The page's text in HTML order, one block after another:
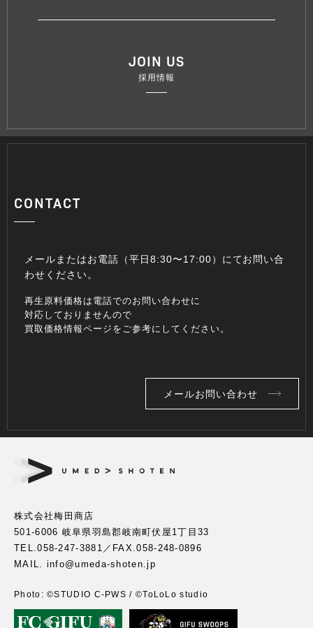
JOIN US
採用情報
CONTACT
メールまたはお電話（平日8:30〜17:00）にてお問い合
わせください。
再生原料価格は電話でのお問い合わせに
対応しておりませんので
買取価格情報ページをご参考にしてください。
メールお問い合わせ
株式会社梅田商店
501-6006 岐阜県羽島郡岐南町伏屋1丁目33
TEL.058-247-3881 ／FAX.058-248-0896
MAIL. info@umeda-shoten.jp
Photo: ©︎STUDIO C-PWS / ©︎ToLoLo studio